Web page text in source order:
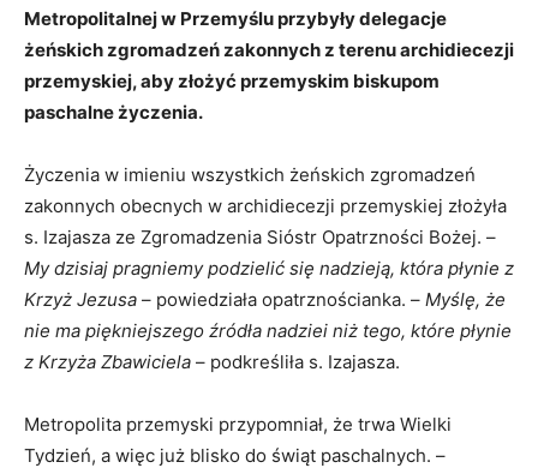
Metropolitalnej w Przemyślu przybyły delegacje
żeńskich zgromadzeń zakonnych z terenu archidiecezji
przemyskiej, aby złożyć przemyskim biskupom
paschalne życzenia.
Życzenia w imieniu wszystkich żeńskich zgromadzeń
zakonnych obecnych w archidiecezji przemyskiej złożyła
s. Izajasza ze Zgromadzenia Sióstr Opatrzności Bożej. –
My dzisiaj pragniemy podzielić się nadzieją, która płynie z
Krzyż Jezusa – powiedziała opatrznościanka. – Myślę, że
nie ma piękniejszego źródła nadziei niż tego, które płynie
z Krzyża Zbawiciela – podkreśliła s. Izajasza.
Metropolita przemyski przypomniał, że trwa Wielki
Tydzień, a więc już blisko do świąt paschalnych. –